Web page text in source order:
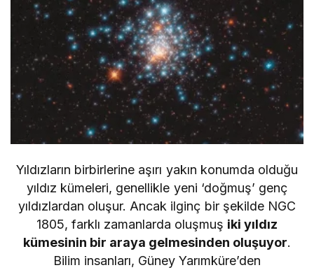
Yıldızların birbirlerine aşırı yakın konumda olduğu
yıldız kümeleri, genellikle yeni ‘doğmuş’ genç
yıldızlardan oluşur. Ancak ilginç bir şekilde NGC
1805, farklı zamanlarda oluşmuş iki yıldız
kümesinin bir araya gelmesinden oluşuyor.
Bilim insanları, Güney Yarımküre’den